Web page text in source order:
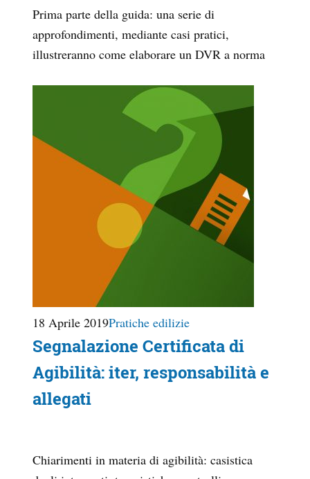
Prima parte della guida: una serie di
approfondimenti, mediante casi pratici,
illustreranno come elaborare un DVR a norma
18 Aprile 2019Pratiche edilizie
Segnalazione Certificata di
Agibilità: iter, responsabilità e
allegati
Chiarimenti in materia di agibilità: casistica